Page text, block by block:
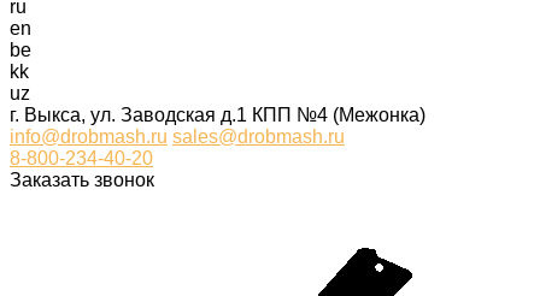
ru
en
be
kk
uz
г. Выкса, ул. Заводская д.1 КПП №4 (Межонка)
info@drobmash.ru sales@drobmash.ru
8-800-234-40-20
Заказать звонок